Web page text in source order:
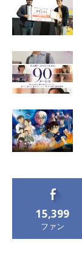
15,399
ファン